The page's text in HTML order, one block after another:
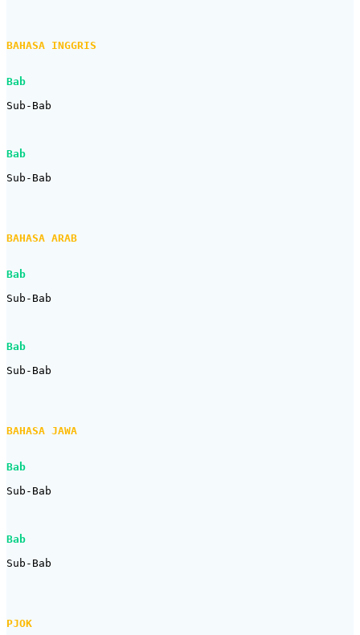
BAHASA INGGRIS
Bab
Sub-Bab
Bab
Sub-Bab
BAHASA ARAB
Bab
Sub-Bab
Bab
Sub-Bab
BAHASA JAWA
Bab
Sub-Bab
Bab
Sub-Bab
PJOK